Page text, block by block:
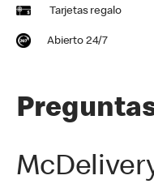
Tarjetas regalo
Abierto 24/7